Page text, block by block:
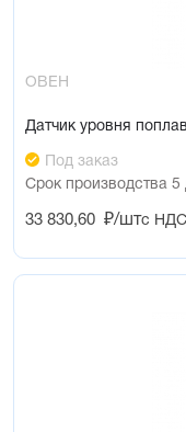
ОВЕН
Датчик уровня
Под заказ
Срок производства 5
33 830,60 ₽/штс НДС